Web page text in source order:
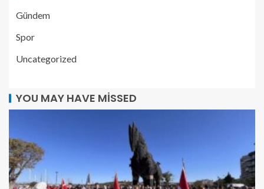
Gündem
Spor
Uncategorized
YOU MAY HAVE MISSED